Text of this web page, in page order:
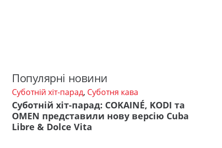
Популярні новини
Суботній хіт-парад, Суботня кава
Суботній хіт-парад: COKAINÉ, KODI та
OMEN представили нову версію Cuba
Libre & Dolce Vita